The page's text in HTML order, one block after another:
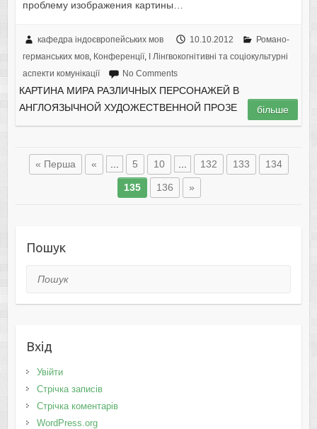
проблему изображения картины…
кафедра індоєвропейських мов 10.10.2012
Романо-
германських мов, Конференції, I Лінгвокогнітивні та соціокультурні
аспекти комунікації
No Comments
КАРТИНА МИРА РАЗЛИЧНЫХ ПЕРСОНАЖЕЙ В
АНГЛОЯЗЫЧНОЙ ХУДОЖЕСТВЕННОЙ ПРОЗЕ
більше
« Перша « 5 10 132 133 134
135 136 »
Пошук
Пошук
Вхід
Увійти
Стрічка записів
Стрічка коментарів
WordPress.org